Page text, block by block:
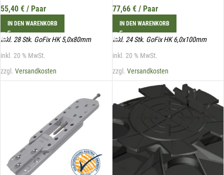
55,40 € / Paar
IN DEN WARENKORB
inkl. 28 Stk. GoFix HK 5,0x80mm
inkl. 20 % MwSt.
zzgl. Versandkosten
77,66 €/ Paar
IN DEN WARENKORB
inkl. 24 Stk. GoFix HK 6,0x100mm
inkl. 20 % MwSt.
zzgl. Versandkosten